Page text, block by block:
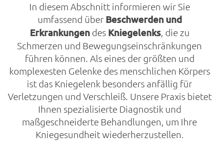
In diesem Abschnitt informieren wir Sie
umfassend über Beschwerden und
Erkrankungendes Kniegelenks, die zu
Schmerzen und Bewegungseinschränkungen
führen können. Als eines der größten und
komplexesten Gelenke des menschlichen Körpers
ist das Kniegelenk besonders anfällig für
Verletzungen und Verschleiß. Unsere Praxis bietet
Ihnen spezialisierte Diagnostik und
maßgeschneiderte Behandlungen, um Ihre
Kniegesundheit wiederherzustellen.